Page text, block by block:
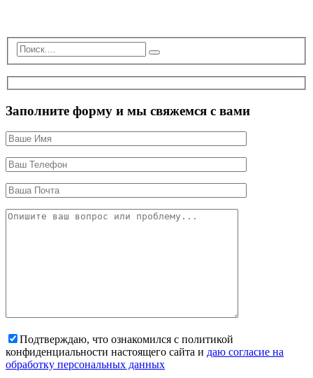
Заполните форму и мы свяжемся с вами
Подтверждаю, что ознакомился с политикой
конфиденциальности настоящего сайта и даю согласие на
обработку персональных данных